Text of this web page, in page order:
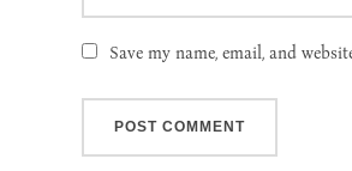
Save my name, email, and